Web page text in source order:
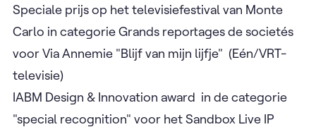
Speciale prijs op het televisiefestival van Monte
Carlo in categorie Grands reportages de societés
voor Via Annemie "Blijf van mijn lijfje" (Eén/VRT-
televisie)
IABM Design & Innovation award in de categorie
"special recognition" voor het Sandbox Live IP